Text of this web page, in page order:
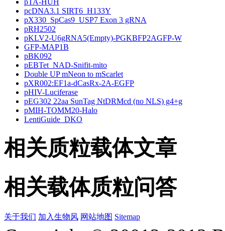
pcDNA3.1 SIRT6_H133Y
pX330_SpCas9_USP7 Exon 3 gRNA
pRH2502
pKLV2-U6gRNA5(Empty)-PGKBFP2AGFP-W
GFP-MAP1B
pBK092
pEBTet_NAD-Snifit-mito
Double UP mNeon to mScarlet
pXR002:EF1a-dCasRx-2A-EGFP
pHIV-Luciferase
pEG302 22aa SunTag NtDRMcd (no NLS) g4+g
pMIH-TOMM20-Halo
LentiGuide_DKO
相关质粒载体文章
相关载体质粒问答
关于我们 加入生物风 网站地图 Sitemap